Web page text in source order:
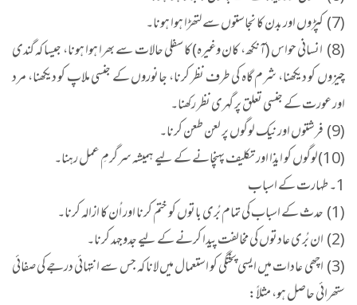
(7) کپڑوں اور بدن کا نجاستوں سے لتھڑا ہوا ہونا۔
(8) انسانی حواس (آنکھ، کان وغیرہ) کا سفلی حالات سے بھرا ہوا ہونا، جیسا کہ گندی
چیزوں کو دیکھنا، شرم گاہ کی طرف نظر کرنا، جانوروں کے جنسی ملاپ کو دیکھنا، مرد
اور عورت کے جنسی تعلق پر گہری نظر رکھنا۔
(9) فرشتوں اور نیک لوگوں پر لعن طعن کرنا۔
(10)لوگوں کو ایذا اور تکلیف پہنچانے کے لیے ہمیشہ سرگرمِ عمل رہنا۔
1۔ طہارت کے اسباب
(1) حدث کے اسباب کی تمام بُری باتوں کو ختم کرنا اور اُن کا ازالہ کرنا۔
(2) ان بُری عادتوں کی مخالفت پیدا کرنے کے لیے جدوجہد کرنا۔
(3) اچھی عادات میں ایسی پختگی کو استعمال میں لانا کہ جس سے انتہائی درجے کی صفائی
ستھرائی حاصل ہو، مثلاً: